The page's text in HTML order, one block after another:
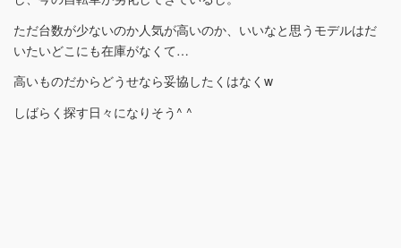
ただ台数が少ないのか人気が高いのか、いいなと思うモデルはだ
いたいどこにも在庫がなくて…
高いものだからどうせなら妥協したくはなくw
しばらく探す日々になりそう^ ^